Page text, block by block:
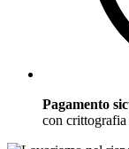
Pagamento
con crittografia